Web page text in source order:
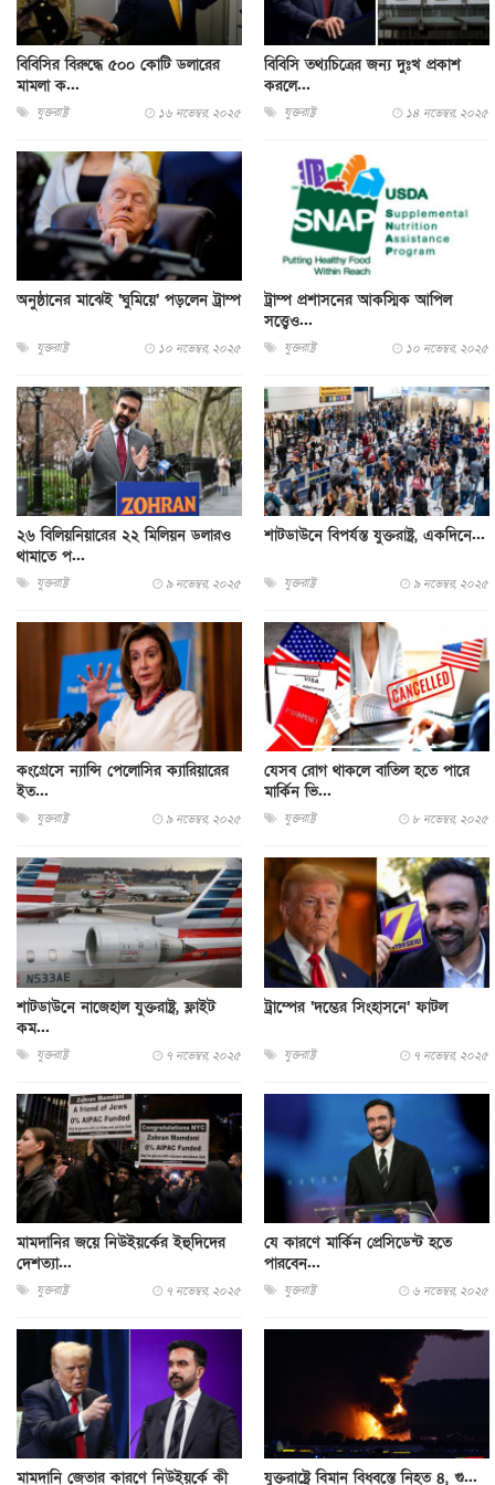
বিবিসির বিরুদ্ধে ৫০০ কোটি ডলারের
মামলা ক...
যুক্তরাষ্ট্র ১৬ নভেম্বর, ২০২৫
বিবিসি তথ্যচিত্রের জন্য দুঃখ প্রকাশ
করলে...
যুক্তরাষ্ট্র ১৪ নভেম্বর, ২০২৫
অনুষ্ঠানের মাঝেই ‘ঘুমিয়ে’ পড়লেন ট্রাম্প
যুক্তরাষ্ট্র ১০ নভেম্বর, ২০২৫
ট্রাম্প প্রশাসনের আকস্মিক আপিল
সত্ত্বেও...
যুক্তরাষ্ট্র ১০ নভেম্বর, ২০২৫
২৬ বিলিয়নিয়ারের ২২ মিলিয়ন ডলারও
থামাতে প...
যুক্তরাষ্ট্র ৯ নভেম্বর, ২০২৫
শাটডাউনে বিপর্যস্ত যুক্তরাষ্ট্র, একদিনে...
যুক্তরাষ্ট্র ৯ নভেম্বর, ২০২৫
কংগ্রেসে ন্যান্সি পেলোসির ক্যারিয়ারের
ইত...
যুক্তরাষ্ট্র ৯ নভেম্বর, ২০২৫
যেসব রোগ থাকলে বাতিল হতে পারে
মার্কিন ভি...
যুক্তরাষ্ট্র ৮ নভেম্বর, ২০২৫
শাটডাউনে নাজেহাল যুক্তরাষ্ট্র, ফ্লাইট
কম...
যুক্তরাষ্ট্র ৭ নভেম্বর, ২০২৫
ট্রাম্পের ‘দম্ভের সিংহাসনে’ ফাটল
যুক্তরাষ্ট্র ৭ নভেম্বর, ২০২৫
মামদানির জয়ে নিউইয়র্কের ইহুদিদের
দেশত্যা...
যুক্তরাষ্ট্র ৭ নভেম্বর, ২০২৫
যে কারণে মার্কিন প্রেসিডেন্ট হতে
পারবেন...
যুক্তরাষ্ট্র ৬ নভেম্বর, ২০২৫
মামদানি জেতার কারণে নিউইয়র্কে কী যুক্তরাষ্ট্রে বিমান বিধ্বস্তে নিহত ৪, গু...